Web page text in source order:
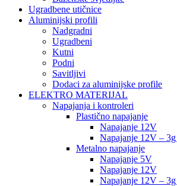
Ugradbene utičnice
Aluminijski profili
Nadgradni
Ugradbeni
Kutni
Podni
Savitljivi
Dodaci za aluminijske profile
ELEKTRO MATERIJAL
Napajanja i kontroleri
Plastično napajanje
Napajanje 12V
Napajanje 12V –
Metalno napajanje
Napajanje 5V
Napajanje 12V
Napajanje 12V –